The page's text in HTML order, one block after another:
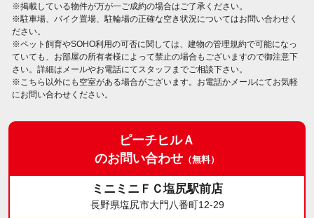
※掲載している物件が万が一ご成約の場合はご了承ください。
※駐車場、バイク置場、駐輪場の正確な空き状況についてはお問い合わせく
ださい。
※ペット飼育やSOHO利用の可否に関しては、建物の管理規約で可能になっ
ていても、お部屋の所有者様によって禁止の場合もございますので御注意下
さい。詳細はメールやお電話にてスタッフまでご相談下さい。
※こちら以外にも空室がある場合がございます。お電話かメールにてお気軽
にお問い合わせください。
ピーチヒルＡ
のお問い合わせ （無料）
ミニミニＦＣ塩尻駅前店
長野県塩尻市大門八番町12-29